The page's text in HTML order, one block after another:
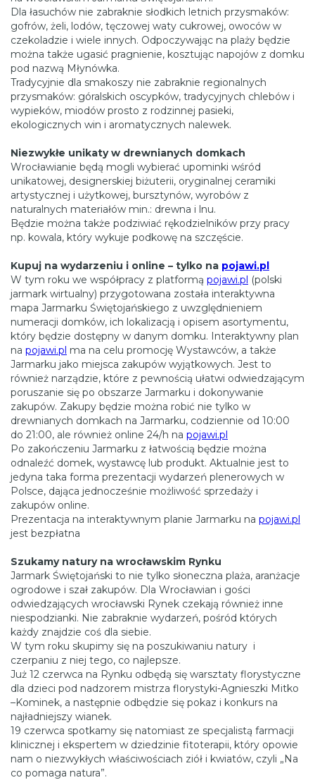
Dla łasuchów nie zabraknie słodkich letnich przysmaków:
gofrów, żeli, lodów, tęczowej waty cukrowej, owoców w
czekoladzie i wiele innych. Odpoczywając na plaży będzie
można także ugasić pragnienie, kosztując napojów z domku
pod nazwą Młynówka.
Tradycyjnie dla smakoszy nie zabraknie regionalnych
przysmaków: góralskich oscypków, tradycyjnych chlebów i
wypieków, miodów prosto z rodzinnej pasieki,
ekologicznych win i aromatycznych nalewek.
Niezwykłe unikaty w drewnianych domkach
Wrocławianie będą mogli wybierać upominki wśród
unikatowej, designerskiej biżuterii, oryginalnej ceramiki
artystycznej i użytkowej, bursztynów, wyrobów z
naturalnych materiałów min.: drewna i lnu.
Będzie można także podziwiać rękodzielników przy pracy
np. kowala, który wykuje podkowę na szczęście.
Kupuj na wydarzeniu i online – tylko na pojawi.pl
W tym roku we współpracy z platformą pojawi.pl (polski
jarmark wirtualny) przygotowana została interaktywna
mapa Jarmarku Świętojańskiego z uwzględnieniem
numeracji domków, ich lokalizacją i opisem asortymentu,
który będzie dostępny w danym domku. Interaktywny plan
na pojawi.pl ma na celu promocję Wystawców, a także
Jarmarku jako miejsca zakupów wyjątkowych. Jest to
również narządzie, które z pewnością ułatwi odwiedzającym
poruszanie się po obszarze Jarmarku i dokonywanie
zakupów. Zakupy będzie można robić nie tylko w
drewnianych domkach na Jarmarku, codziennie od 10:00
do 21:00, ale również online 24/h na pojawi.pl
Po zakończeniu Jarmarku z łatwością będzie można
odnaleźć domek, wystawcę lub produkt. Aktualnie jest to
jedyna taka forma prezentacji wydarzeń plenerowych w
Polsce, dająca jednocześnie możliwość sprzedaży i
zakupów online.
Prezentacja na interaktywnym planie Jarmarku na pojawi.pl
jest bezpłatna
Szukamy natury na wrocławskim Rynku
Jarmark Świętojański to nie tylko słoneczna plaża, aranżacje
ogrodowe i szał zakupów. Dla Wrocławian i gości
odwiedzających wrocławski Rynek czekają również inne
niespodzianki. Nie zabraknie wydarzeń, pośród których
każdy znajdzie coś dla siebie.
W tym roku skupimy się na poszukiwaniu natury i
czerpaniu z niej tego, co najlepsze.
Już 12 czerwca na Rynku odbędą się warsztaty florystyczne
dla dzieci pod nadzorem mistrza florystyki-Agnieszki Mitko
–Kominek, a następnie odbędzie się pokaz i konkurs na
najładniejszy wianek.
19 czerwca spotkamy się natomiast ze specjalistą farmacji
klinicznej i ekspertem w dziedzinie fitoterapii, który opowie
nam o niezwykłych właściwościach ziół i kwiatów, czyli „Na
co pomaga natura”.